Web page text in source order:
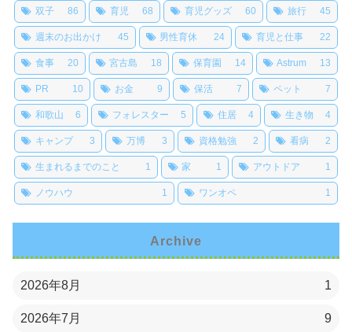
双子 86 育児 68 育児グッズ 60 旅行 45
週末のお出かけ 45 男性育休 24 育児と仕事 22
食事 20 宮古島 18 保育園 14 Astrum 13
PR 10 お金 9 保活 7 ペット 7
和歌山 6 フォレスター 5 住居 4 生き物 4
キャンプ 3 万博 3 資格勉強 2 看病 2
生まれるまでのこと 1 家 1 アウトドア 1
ノウハウ 1 ワンオペ 1
Archive
2026年8月 1
2026年7月 9